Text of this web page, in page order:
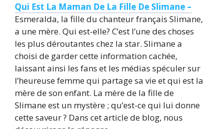
Qui Est La Maman De La Fille De Slimane –
Esmeralda, la fille du chanteur français Slimane,
a une mère. Qui est-elle? C’est l’une des choses
les plus déroutantes chez la star. Slimane a
choisi de garder cette information cachée,
laissant ainsi les fans et les médias spéculer sur
l’heureuse femme qui partage sa vie et qui est la
mère de son enfant. La mère de la fille de
Slimane est un mystère ; qu’est-ce qui lui donne
cette saveur ? Dans cet article de blog, nous